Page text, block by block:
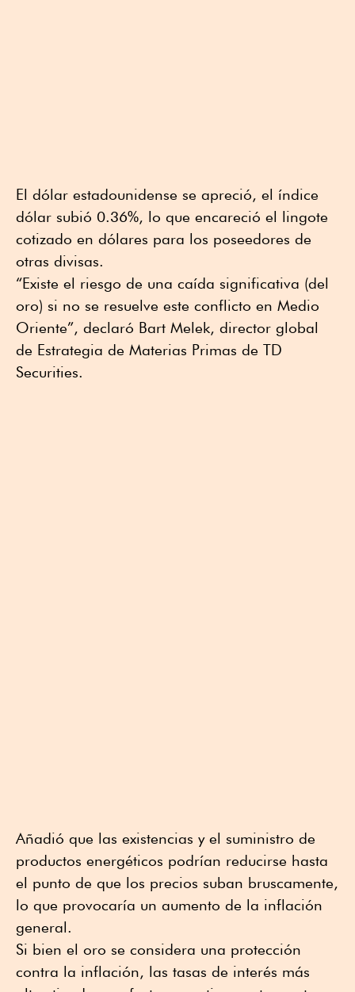
El dólar estadounidense se apreció, el índice
dólar subió 0.36%, lo que encareció el lingote
cotizado en dólares para los poseedores de
otras divisas.
“Existe el riesgo de una caída significativa (del
oro) si no se resuelve este conflicto en Medio
Oriente”, declaró Bart Melek, director global
de Estrategia de Materias Primas de TD
Securities.
Añadió que las existencias y el suministro de
productos energéticos podrían reducirse hasta
el punto de que los precios suban bruscamente,
lo que provocaría un aumento de la inflación
general.
Si bien el oro se considera una protección
contra la inflación, las tasas de interés más